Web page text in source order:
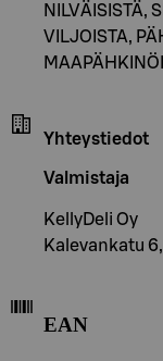
NILVÄISISTÄ,
VILJOISTA,
Yhteystiedot
Valmistaja
KellyDeli Oy
Kalevankatu
EAN